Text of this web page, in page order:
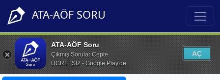
ATA-AÖF SORU
ATA-AÖF Soru
Çıkmış Sorular Cepte
ÜCRETSİZ - Google Play'de
AÇ